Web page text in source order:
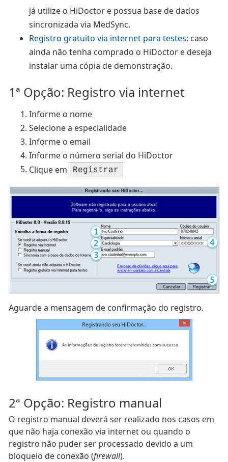
já utilize o HiDoctor e possua base de dados
sincronizada via MedSync.
Registro gratuito via internet para testes: caso
ainda não tenha comprado o HiDoctor e deseja
instalar uma cópia de demonstração.
1ª Opção: Registro via internet
Informe o nome
Selecione a especialidade
Informe o email
Informe o número serial do HiDoctor
Clique em
Registrar
Aguarde a mensagem de confirmação do registro.
2ª Opção: Registro manual
O registro manual deverá ser realizado nos casos em
que não haja conexão via internet ou quando o
registro não puder ser processado devido a um
bloqueio de conexão (firewall).